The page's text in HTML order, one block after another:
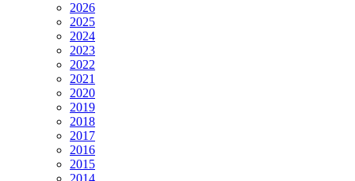
2026
2025
2024
2023
2022
2021
2020
2019
2018
2017
2016
2015